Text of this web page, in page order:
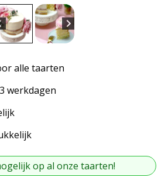
alle taarten
werkdagen
op al onze taarten!